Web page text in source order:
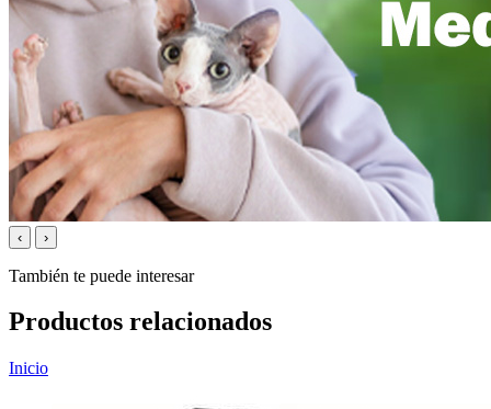
‹ ›
También te puede interesar
Productos relacionados
Inicio